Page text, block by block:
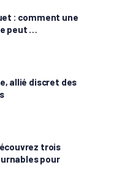
: comment une
peut …
allié discret des
trois
pour